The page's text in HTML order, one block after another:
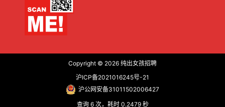
Copyright © 2026 纯出女孩招聘
沪ICP备2021016245号-21
沪公网安备31011502006427
查询 6 次，耗时 0.2479 秒